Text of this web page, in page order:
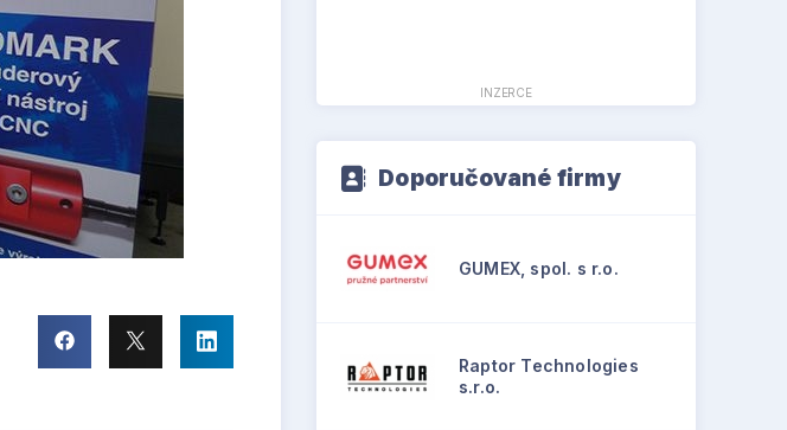
INZERCE
Doporučované firmy
GUMEX, spol. s r.o.
Raptor Technologies
s.r.o.